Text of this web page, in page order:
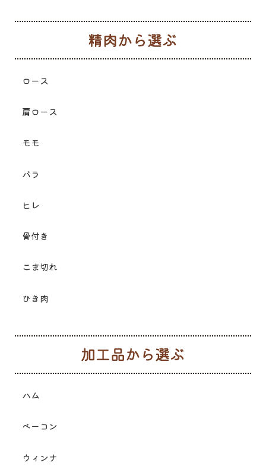
ロース
肩ロース
モモ
バラ
ヒレ
骨付き
こま切れ
ひき肉
ハム
ベーコン
ウィンナ